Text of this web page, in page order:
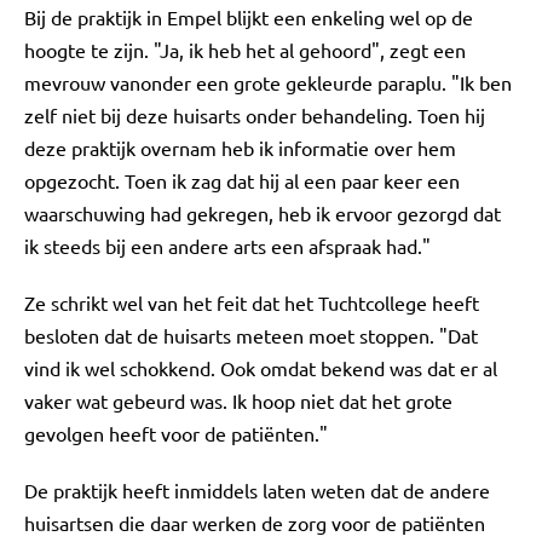
Bij de praktijk in Empel blijkt een enkeling wel op de
hoogte te zijn. "Ja, ik heb het al gehoord", zegt een
mevrouw vanonder een grote gekleurde paraplu. "Ik ben
zelf niet bij deze huisarts onder behandeling. Toen hij
deze praktijk overnam heb ik informatie over hem
opgezocht. Toen ik zag dat hij al een paar keer een
waarschuwing had gekregen, heb ik ervoor gezorgd dat
ik steeds bij een andere arts een afspraak had."
Ze schrikt wel van het feit dat het Tuchtcollege heeft
besloten dat de huisarts meteen moet stoppen. "Dat
vind ik wel schokkend. Ook omdat bekend was dat er al
vaker wat gebeurd was. Ik hoop niet dat het grote
gevolgen heeft voor de patiënten."
De praktijk heeft inmiddels laten weten dat de andere
huisartsen die daar werken de zorg voor de patiënten